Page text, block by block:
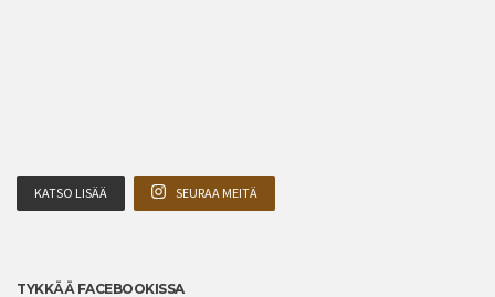
KATSO LISÄÄ SEURAA MEITÄ
TYKKÄÄ FACEBOOKISSA